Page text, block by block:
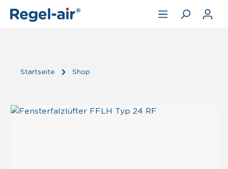
Zum Hauptinhalt springen
Startseite Shop
Bildergalerie überspringen